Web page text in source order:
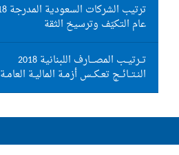
ترتيب الشركات السعودية المدرجة 2018:
عام التكيّف وترسيخ الثقة
تــرتيــب المصـــارف اللبنانية 2018
النـتــائــج تعـكــس أزمـة الماليـة العامـة